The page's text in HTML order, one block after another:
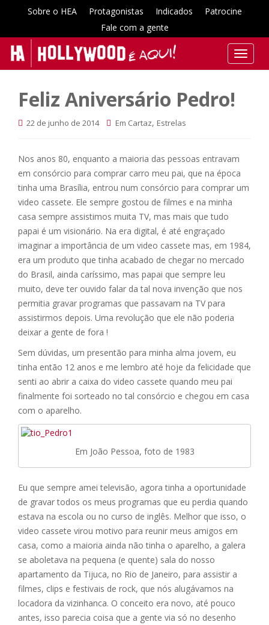
Sobre o HEA Protagonistas Indicados
Patrocine
Fale com a gente
T
o
g
o
n
Feliz Aniversário Pedro!
22 de junho de 2014 Em Cartaz, Estrelas
Nos anos 80, enquanto a maioria das pessoas entravam
em consórcio para comprar carro meu pai, que na época
tinha uma Brasília, entrou num consórcio para comprar um
video cassete. Ele sempre gostou de filmes e na minha
casa sempre assistimos muita TV, mas mais que tudo
papai é um visionário. Na era digital, é até engraçado
imaginar a importância de um video cassete mas, em 1984,
era um produto que tinha acabado de chegar no mercado
do Brasil, ainda caríssimo, mas papai que sempre leu
muito, deve ter ouvido falar da tal nova invenção que nos
permitia gravar programas que passavam na TV para
assistirmos depois. Uma revolução que ele não poderia
deixar a gente de fora !
Sem dúvidas, um presentão para minha alma jovem, eu
tinha então 12 anos e me lembro até hoje da felicidade que
senti ao abrir a caixa do video cassete quando meu pai
finalmente foi sorteado no tal consórcio e chegou em casa
com o aparelho.
Em João Pessoa, foto de 1983
Eu que sempre amei televisão, agora tinha a oportunidade
de gravar todos os meus programas que eu perdia quando
estava na escola ou no curso de inglês. Melhor que isso, o
video cassete virou motivo para reunir meus amigos em
casa, como a maioria ainda não tinha o aparelho, a galera
se aboletava na pequena (e quente) sala do nosso
apartamento da Tijuca, no Rio de Janeiro, para assistir a
filmes, clips e festivais de rock, que nós alugávamos na
locadora da vizinhanca. O conceito era novo, até pouco
antes, isso parecia coisa que a gente via só no desenho